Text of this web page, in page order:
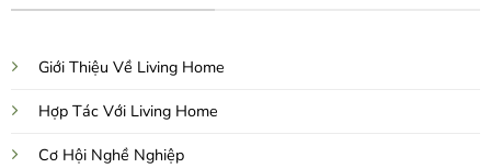
Giới Thiệu Về Living Home
Hợp Tác Với Living Home
Cơ Hội Nghề Nghiệp